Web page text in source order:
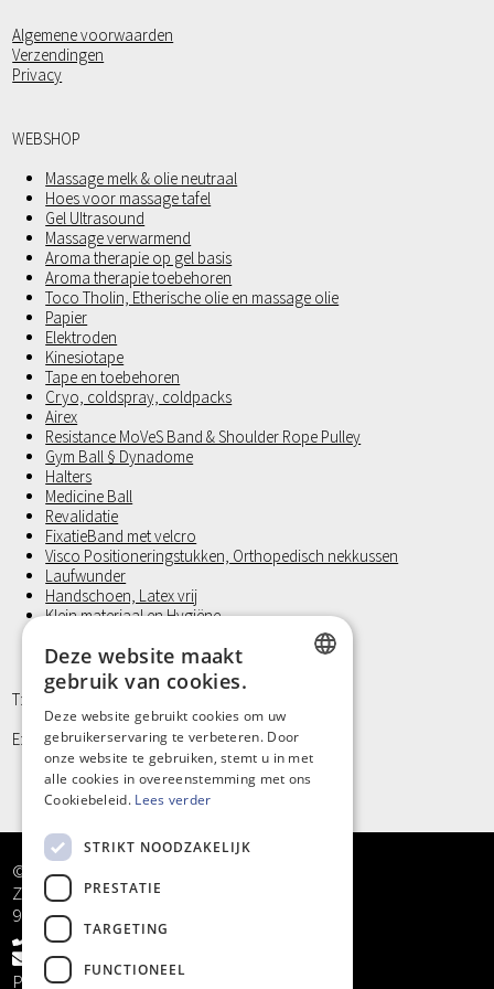
Algemene voorwaarden
Verzendingen
Privacy
WEBSHOP
Massage melk & olie neutraal
Hoes voor massage tafel
Gel Ultrasound
Massage verwarmend
Aroma therapie op gel basis
Aroma therapie toebehoren
Toco Tholin, Etherische olie en massage olie
Papier
Elektroden
Kinesiotape
Tape en toebehoren
Cryo, coldspray, coldpacks
Airex
Resistance MoVeS Band & Shoulder Rope Pulley
Gym Ball § Dynadome
Halters
Medicine Ball
Revalidatie
FixatieBand met velcro
Visco Positioneringstukken, Orthopedisch nekkussen
Laufwunder
Handschoen, Latex vrij
Klein materiaal en Hygiëne
T: +32 9/373 77 65
E: info@kinergy.be
© Kinergy bv
Zandstraat 5
9968 Bassevelde
+32 9/373 77 65
info@kinergy.be
Privacy
FRENCH
Deze website maakt
gebruik van cookies.
Deze website gebruikt cookies om uw
gebruikerservaring te verbeteren. Door
onze website te gebruiken, stemt u in met
alle cookies in overeenstemming met ons
Cookiebeleid. Lees verder
STRIKT NOODZAKELIJK
PRESTATIE
TARGETING
FUNCTIONEEL